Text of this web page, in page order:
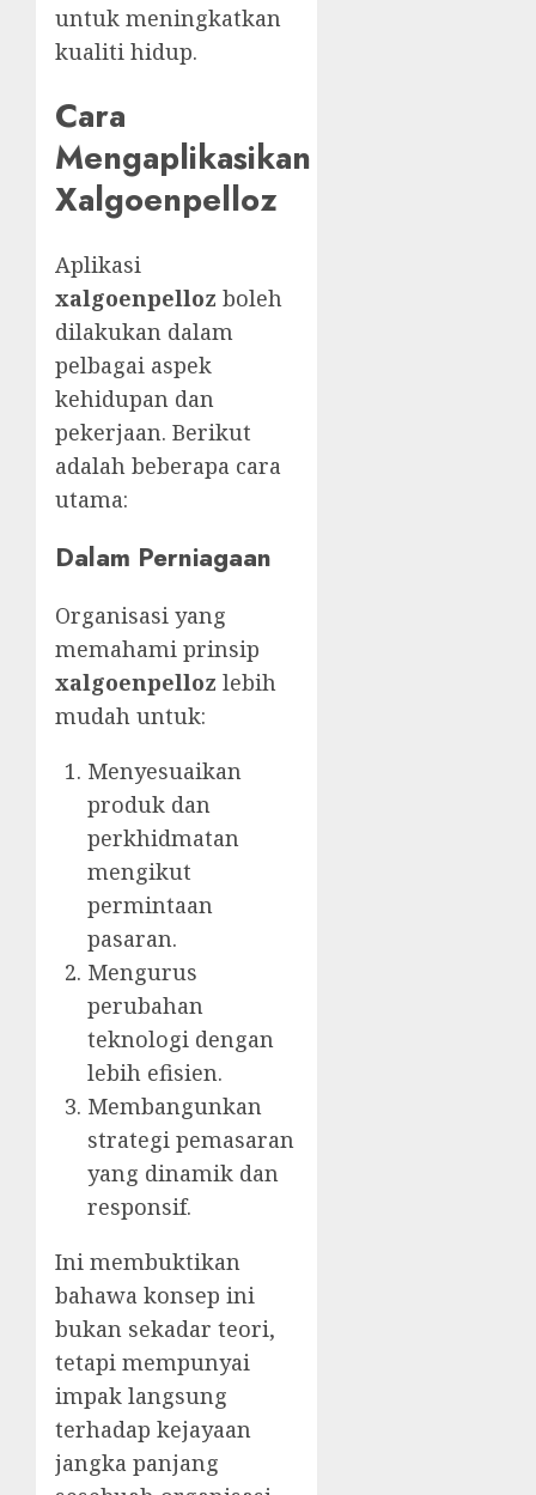
untuk meningkatkan
kualiti hidup.
Cara
Mengaplikasikan
Xalgoenpelloz
Aplikasi
xalgoenpelloz boleh
dilakukan dalam
pelbagai aspek
kehidupan dan
pekerjaan. Berikut
adalah beberapa cara
utama:
Dalam Perniagaan
Organisasi yang
memahami prinsip
xalgoenpelloz lebih
mudah untuk:
Menyesuaikan
produk dan
perkhidmatan
mengikut
permintaan
pasaran.
Mengurus
perubahan
teknologi dengan
lebih efisien.
Membangunkan
strategi pemasaran
yang dinamik dan
responsif.
Ini membuktikan
bahawa konsep ini
bukan sekadar teori,
tetapi mempunyai
impak langsung
terhadap kejayaan
jangka panjang